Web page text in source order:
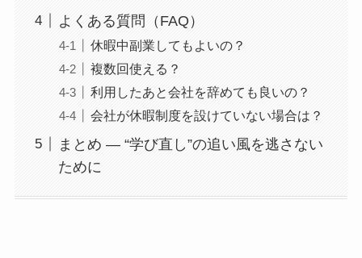
よくある質問（FAQ）
休暇中副業してもよいの？
複数回使える？
利用したあと会社を辞めても良いの？
会社が休暇制度を設けていない場合は？
まとめ ― “学び直し”の追い風を逃さない
ために